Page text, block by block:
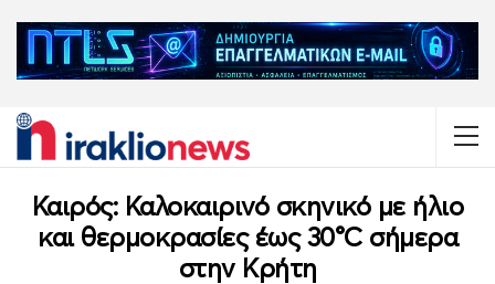
Καιρός: Καλοκαιρινό σκηνικό με ήλιο
και θερμοκρασίες έως 30°C σήμερα
στην Κρήτη